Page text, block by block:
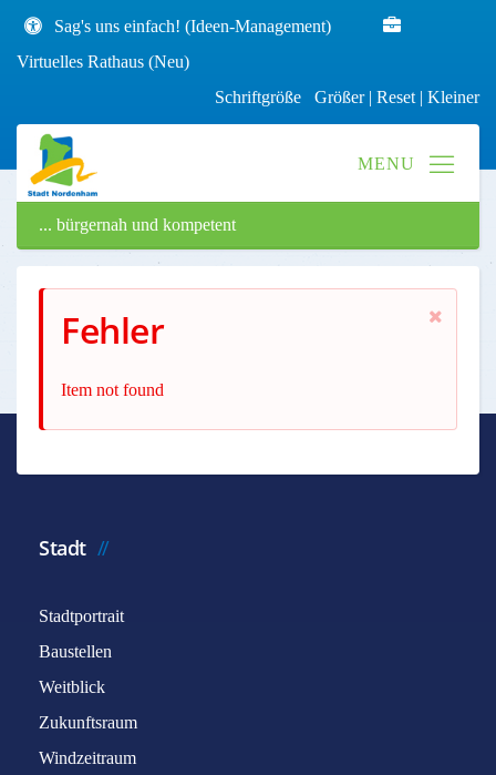
Sag's uns einfach! (Ideen-Management)
Virtuelles Rathaus (Neu)
Schriftgröße Größer| Reset | Kleiner
... bürgernah und kompetent
Fehler
Item not found
Stadt
Stadtportrait
Baustellen
Weitblick
Zukunftsraum
Windzeitraum